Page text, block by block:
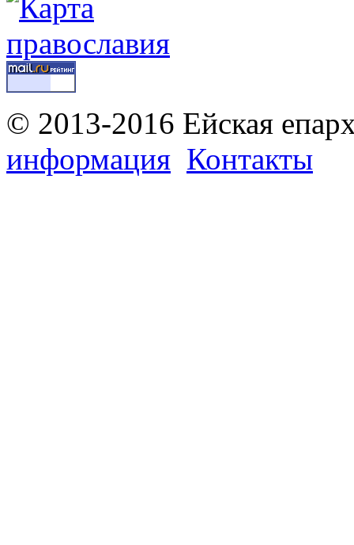
© 2013-2016 Ейская
информация Контакты